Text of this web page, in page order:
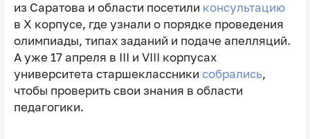
из Саратова и области посетили консультацию
в Ⅹ корпусе, где узнали о порядке проведения
олимпиады, типах заданий и подаче апелляций.
А уже 17 апреля в III и VIII корпусах
университета старшеклассники собрались,
чтобы проверить свои знания в области
педагогики.